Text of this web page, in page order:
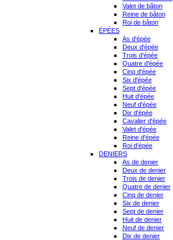
Valet de bâton
Reine de bâton
Roi de bâton
ÉPÉES
As d'épée
Deux d'épée
Trois d'épée
Quatre d'épée
Cinq d'épée
Six d'épée
Sept d'épée
Huit d'épée
Neuf d'épée
Dix d'épée
Cavalier d'épée
Valet d'épée
Reine d'épée
Roi d'épée
DENIERS
As de denier
Deux de denier
Trois de denier
Quatre de denier
Cinq de denier
Six de denier
Sept de denier
Huit de denier
Neuf de denier
Dix de denier